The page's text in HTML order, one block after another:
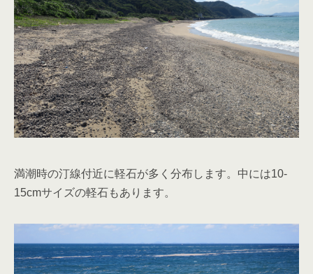
満潮時の汀線付近に軽石が多く分布します。中には10-
15cmサイズの軽石もあります。